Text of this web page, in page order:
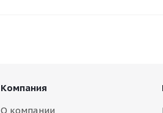
Компания
О компании